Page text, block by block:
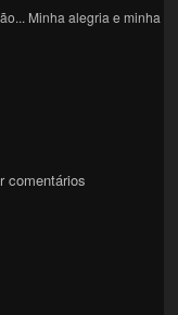
Minha alegria e minha
comentários